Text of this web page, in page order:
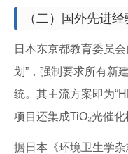
（二）国外先进经
日本东京都教育委员
划”，强制要求所有新
统。其主流方案即为
项目还集成TiO₂光催化
据日本《环境卫生学